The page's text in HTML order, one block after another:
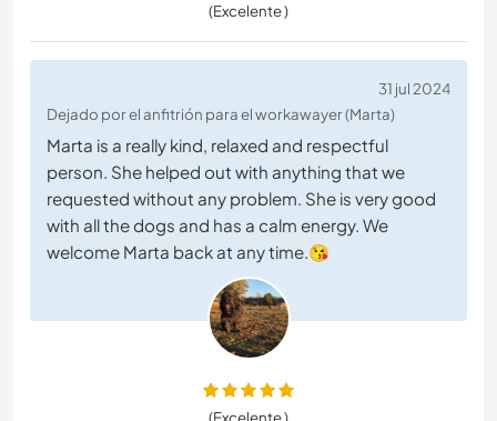
(Excelente )
31 jul 2024
Dejado por el anfitrión para el workawayer (Marta)
Marta is a really kind, relaxed and respectful
person. She helped out with anything that we
requested without any problem. She is very good
with all the dogs and has a calm energy. We
welcome Marta back at any time.😘